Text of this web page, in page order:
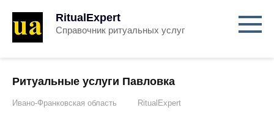
RitualExpert
Справочник ритуальных услуг
Ритуальные услуги Павловка
Ивано-Франковская область RitualExpert